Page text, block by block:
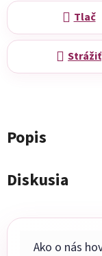
Tlač
Strážiť
Popis
Diskusia